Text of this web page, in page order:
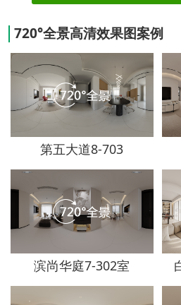
720°全景高清效果图案例
第五大道8-703
滨尚华庭7-302室